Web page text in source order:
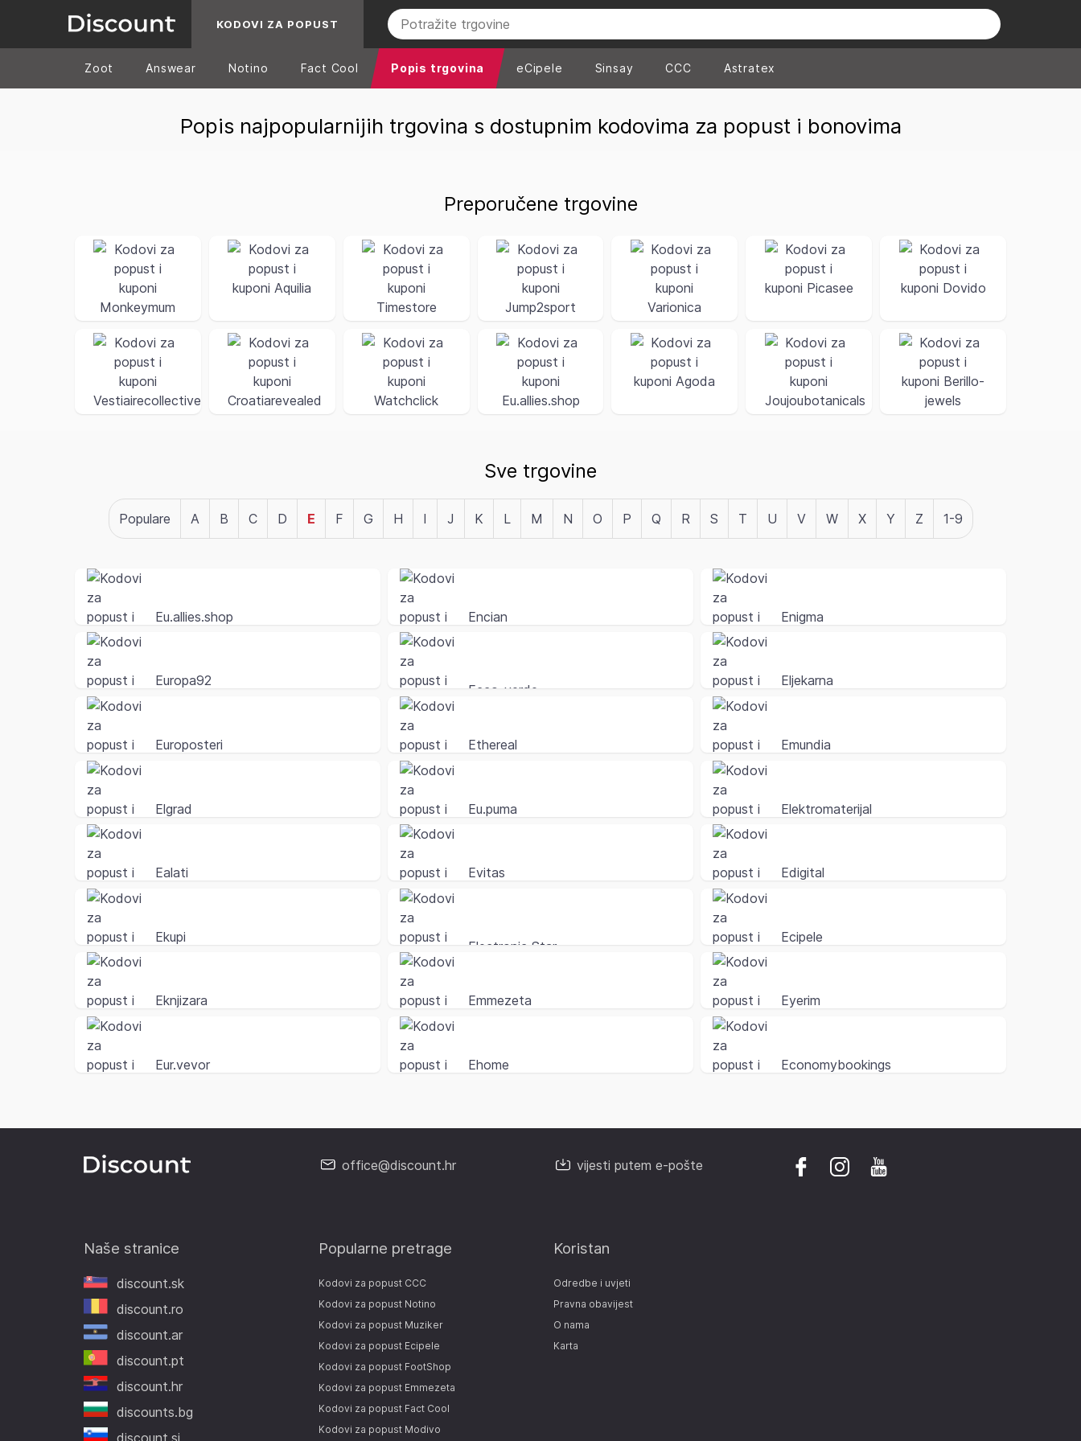
KODOVI ZA POPUST
Zoot Answear Notino Fact Cool Popis trgovina eCipele Sinsay CCC Astratex
Popis najpopularnijih trgovina s dostupnim kodovima za popust i bonovima
Preporučene trgovine
Sve trgovine
Populare A B C D E F G H I J K L M N O P Q R S T U V W X Y Z 1-9
Eu.allies.shop Encian Enigma
Europa92
Ecco-verde
Eljekarna
Europosteri Ethereal Emundia
Elgrad Eu.puma Elektromaterijal
Ealati Evitas Edigital
Ekupi
Electronic Star
Ecipele
Eknjizara Emmezeta Eyerim
Eur.vevor Ehome Economybookings
office@discount.hr vijesti putem e-pošte
Naše stranice
discount.sk
discount.ro
discount.ar
discount.pt
discount.hr
discounts.bg
Popularne pretrage
Kodovi za popust CCC
Kodovi za popust Notino
Kodovi za popust Muziker
Kodovi za popust Ecipele
Kodovi za popust FootShop
Kodovi za popust Emmezeta
Kodovi za popust Fact Cool
Kodovi za popust Modivo
Koristan
Odredbe i uvjeti
Pravna obavijest
O nama
Karta